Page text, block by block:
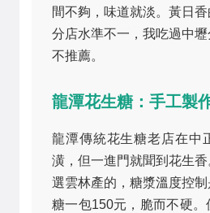
間不夠，味道就淡。黃日
分店水準不一，我吃過中壢
不推薦。
龍潭花生糖：手工製
龍潭傳統花生糖老店在中
潢，但一進門就聞到花生
選雲林產的，糖漿溫度控
糖一包150元，脆而不硬。